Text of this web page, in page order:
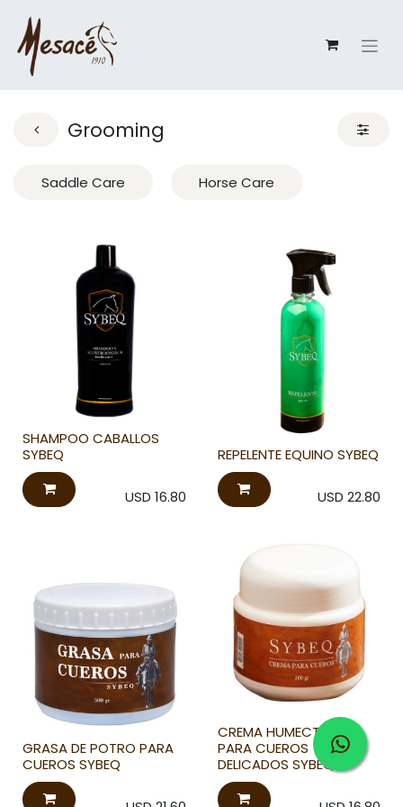
Grooming
Saddle Care Horse Care
SHAMPOO CABALLOS
SYBEQ
USD 16.80
REPELENTE EQUINO SYBEQ
USD 22.80
GRASA DE POTRO PARA
CUEROS SYBEQ
CREMA HUMECTANTE
PARA CUEROS
DELICADOS SYBEQ